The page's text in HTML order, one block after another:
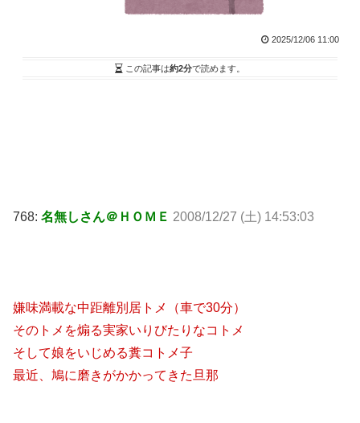
2025/12/06 11:00
この記事は約2分で読めます。
768: 名無しさん＠ＨＯＭＥ 2008/12/27 (土) 14:53:03
嫌味満載な中距離別居トメ（車で30分）
そのトメを煽る実家いりびたりなコトメ
そして娘をいじめる糞コトメ子
最近、鳩に磨きがかかってきた旦那